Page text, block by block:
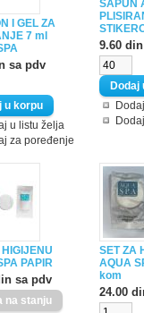
I GEL ZA
7 ml
sa pdv
u listu želja
za poređenje
SAPUN
9.60
PAPIR
sa pdv
SET ZA
AQUA
kom
24.00